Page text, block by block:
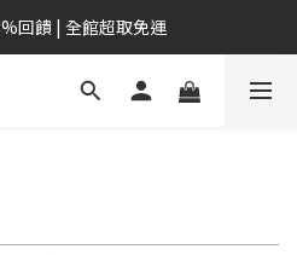
回饋 | 全館超取免運